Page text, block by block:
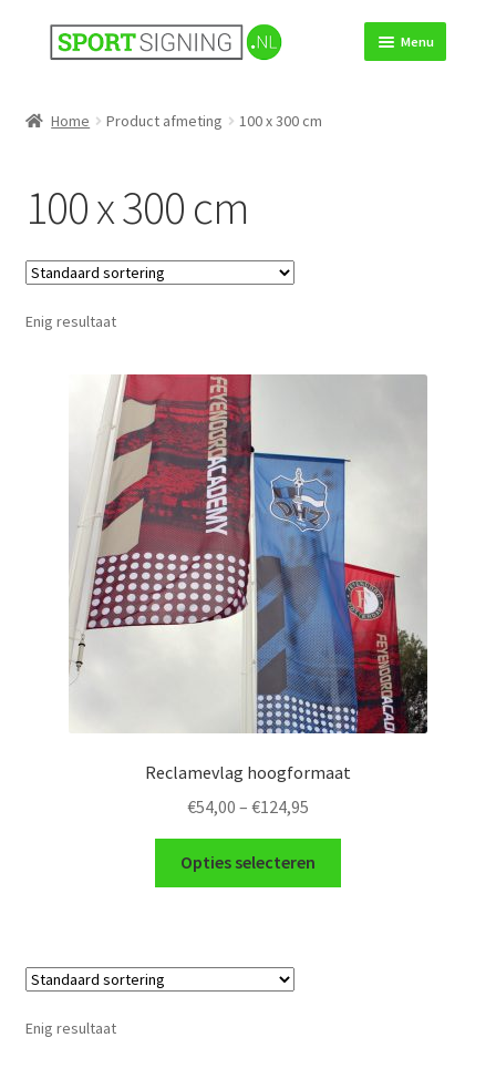
Ga
door
navigatie
Ga
direct
de
Menu
Montage nodig?
Ontwerp nodig?
Advies nodig?
Home Product afmeting 100 x 300 cm
100 x 300 cm
Enig resultaat
Reclamevlag hoogformaat
€54,00 – €124,95
Opties selecteren
Enig resultaat